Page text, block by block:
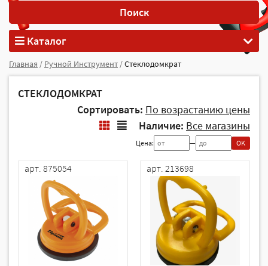
Поиск
Каталог
Главная / Ручной Инструмент /Стеклодомкрат
СТЕКЛОДОМКРАТ
Сортировать: По возрастанию цены
Наличие: Все магазины
Цена: — OK
арт. 875054 арт. 213698